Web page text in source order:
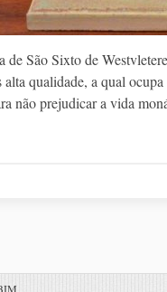
de São Sixto de
alta qualidade, a qual
não prejudicar a vida